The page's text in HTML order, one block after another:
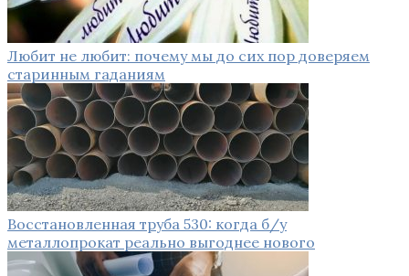
Любит не любит: почему мы до сих пор доверяем
старинным гаданиям
Восстановленная труба 530: когда б/у
металлопрокат реально выгоднее нового